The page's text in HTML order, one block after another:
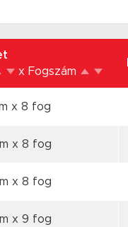
x Fogszám
x 8 fog
x 8 fog
x 8 fog
x 9 fog